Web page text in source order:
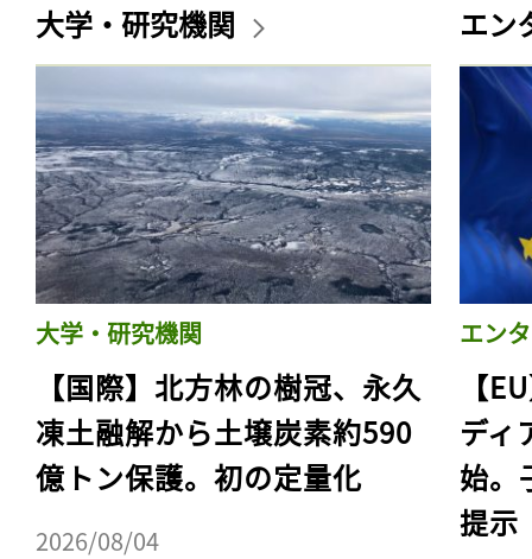
大学・研究機関
大学・研究機関
【国際】北方林の樹冠、永久
凍土融解から土壌炭素約590
億トン保護。初の定量化
2026/08/04
エン
エン
【
ディ
始。
提示